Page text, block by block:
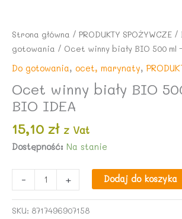
Strona główna / PRODUKTY SPOŻYWCZE /
gotowania / Ocet winny biały BIO 500 ml
Do gotowania, ocet, marynaty,
Ocet winny biały BIO
BIO IDEA
15,10 zł z Vat
Dostępność: Na stanie
-
Ocet
winny
+ Dodaj do koszyka
SKU: 8717496907158